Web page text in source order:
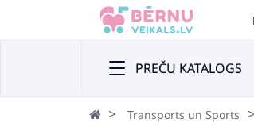
PREČU KATALOGS
Transports un Sports